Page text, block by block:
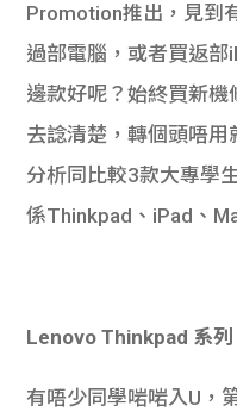
Promotion推出，見到
過部電腦，或者買返
邊款好呢？始終買新
去諗清楚，轉個頭唔
分析同比較3款大專學
係Thinkpad、iPad、
Lenovo Thinkpad 系列
有唔少同學啱啱入U，